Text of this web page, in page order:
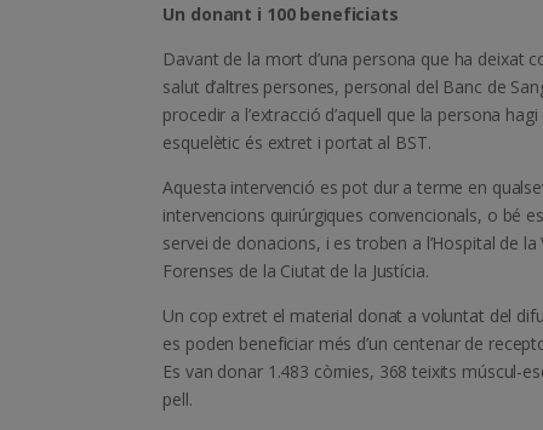
Un donant i 100 beneficiats
Davant de la mort d’una persona que ha deixat
salut d’altres persones, personal del Banc de
procedir a l’extracció d’aquell que la persona
esquelètic és extret i portat al BST.
Aquesta intervenció es pot dur a terme en
intervencions quirúrgiques convencionals, o bé
servei de donacions, i es troben a l’Hospital de la
Forenses de la Ciutat de la Justícia.
Un cop extret el material donat a voluntat del
es poden beneficiar més d’un centenar de
Es van donar 1.483 còrnies, 368 teixits múscul-
pell.